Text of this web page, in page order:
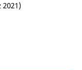
2021)